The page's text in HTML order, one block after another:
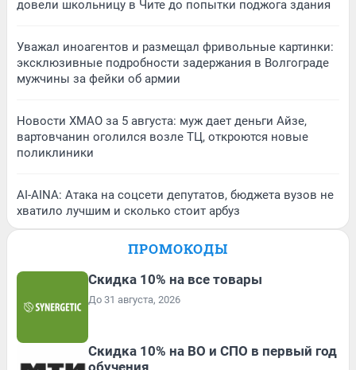
довели школьницу в Чите до попытки поджога здания
Уважал иноагентов и размещал фривольные картинки:
эксклюзивные подробности задержания в Волгограде
мужчины за фейки об армии
Новости ХМАО за 5 августа: муж дает деньги Айзе,
вартовчанин оголился возле ТЦ, откроются новые
поликлиники
AI-AINA: Атака на соцсети депутатов, бюджета вузов не
хватило лучшим и сколько стоит арбуз
ПРОМОКОДЫ
Скидка 10% на все товары
До 31 августа, 2026
Скидка 10% на ВО и СПО в первый год
обучения